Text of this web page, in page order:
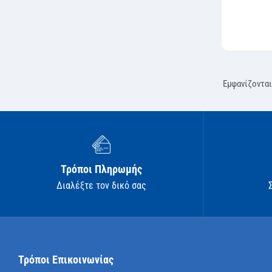
Τρόποι Πληρωμής
Διαλέξτε τον δικό σας
Τρόποι Επικοινωνίας